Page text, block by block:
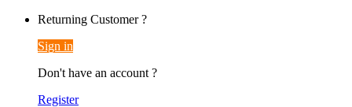
Returning Customer ?
Sign in
Don't have an account ?
Register